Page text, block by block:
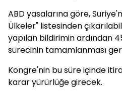
ABD yasalarına göre,
Ülkeler" listesinden
yapılan bildirimin ardından
sürecinin tamamlanması
Kongre'nin bu süre içinde
karar yürürlüğe girecek.